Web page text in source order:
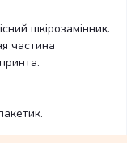
шкірозамінник.
частина